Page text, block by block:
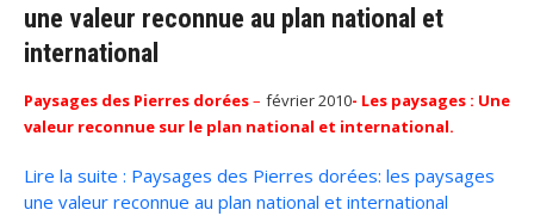
une valeur reconnue au plan national et
international
Paysages des Pierres dorées– février 2010- Les paysages : Une
valeur reconnue sur le plan national et international.
Lire la suite : Paysages des Pierres dorées: les paysages
une valeur reconnue au plan national et international